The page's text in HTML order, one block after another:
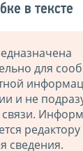
в тексте
для
и не
сведения.